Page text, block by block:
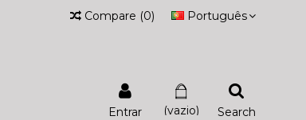
Português
Compare (0)
Search
(vazio)
Entrar